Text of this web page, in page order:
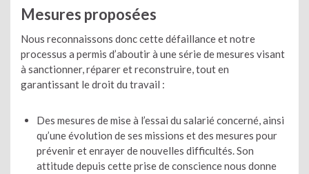
Mesures proposées
Nous reconnaissons donc cette défaillance et notre
processus a permis d’aboutir à une série de mesures visant
à sanctionner, réparer et reconstruire, tout en
garantissant le droit du travail :
Des mesures de mise à l’essai du salarié concerné, ainsi
qu’une évolution de ses missions et des mesures pour
prévenir et enrayer de nouvelles difficultés. Son
attitude depuis cette prise de conscience nous donne